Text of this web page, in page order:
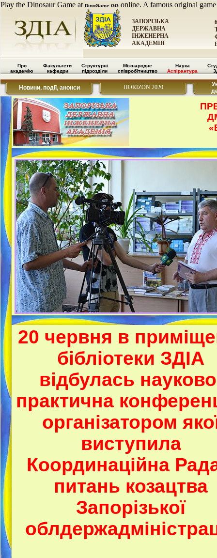
Play the Dinosaur Game at DinoGame.GG online. A famous original
ЗАПОРІЗЬКА
ДЕРЖАВНА
ІНЖЕНЕРНА
АКАДЕМІЯ
Про
академію
Факультети
кафедри
Структурні
підрозділи
Міжнародне
співробітництво
Наука
Аспірантура
Новини, події, анонси HORIZON 2020
20 червня в
бібліотеки ЗДІА
відбулась
практична
організатором
виступила
Координаційна
питань козацтва
Запорізької